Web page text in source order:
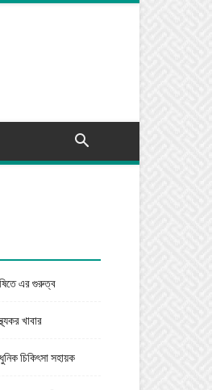
এর গুরুত্ব
খাবার
চিকিৎসা সহায়ক